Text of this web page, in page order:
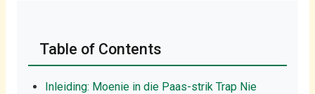
Table of Contents
Inleiding: Moenie in die Paas-strik Trap Nie